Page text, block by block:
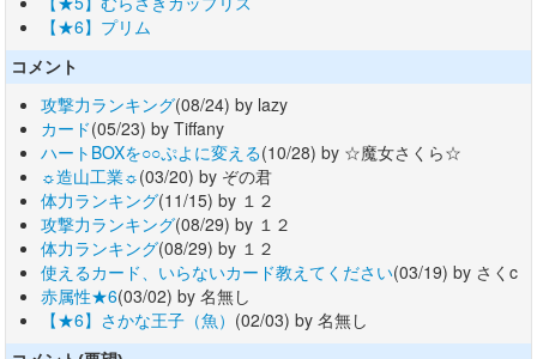
【★6】プリム
コメント
攻撃力ランキング(08/24) by lazy
カード(05/23) by Tiffany
ハートBOXを○○ぷよに変える(10/28) by ☆魔女さくら☆
☼造山工業☼(03/20) by ぞの君
体力ランキング(11/15) by １２
攻撃力ランキング(08/29) by １２
体力ランキング(08/29) by １２
使えるカード、いらないカード教えてください(03/19) by さくc
赤属性★6(03/02) by 名無し
【★6】さかな王子（魚） (02/03) by 名無し